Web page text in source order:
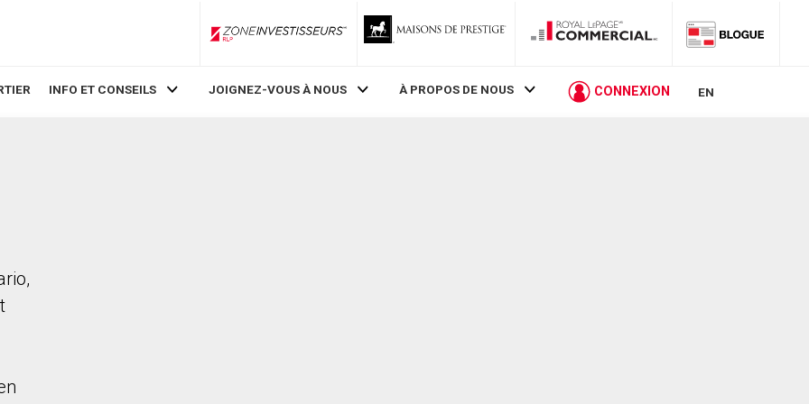
ZoneInvestisseurs RLP
INFO ET CONSEILS JOIGNEZ-VOUS À NOUS À PROPOS DE NOUS CONNEXION EN